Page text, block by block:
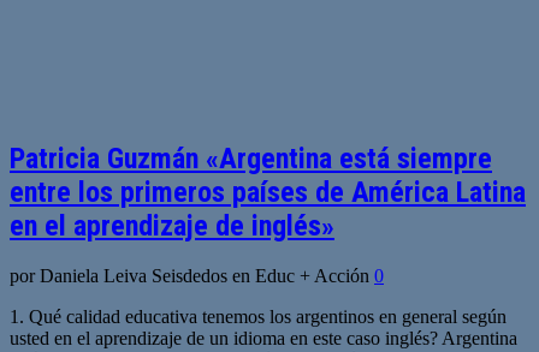
Patricia Guzmán «Argentina está siempre
entre los primeros países de América Latina
en el aprendizaje de inglés»
por Daniela Leiva Seisdedos en Educ + Acción 0
1. Qué calidad educativa tenemos los argentinos en general según
usted en el aprendizaje de un idioma en este caso inglés? Argentina